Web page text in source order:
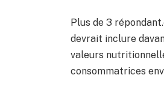
Plus de 3
devrait inclure
valeurs
consommatrices